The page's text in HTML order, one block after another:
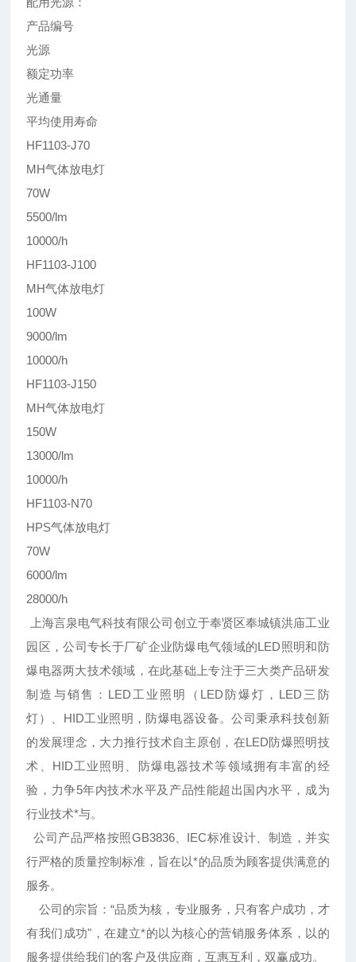
产品编号
光源
额定功率
光通量
平均使用寿命
HF1103-J70
MH气体放电灯
70W
5500/lm
10000/h
HF1103-J100
MH气体放电灯
100W
9000/lm
10000/h
HF1103-J150
MH气体放电灯
150W
13000/lm
10000/h
HF1103-N70
HPS气体放电灯
70W
6000/lm
28000/h
上海言泉电气科技有限公司创立于奉贤区奉城镇洪庙工业
园区，公司专长于厂矿企业防爆电气领域的LED照明和防
爆电器两大技术领域，在此基础上专注于三大类产品研发
制造与销售：LED工业照明（LED防爆灯，LED三防
灯）、HID工业照明，防爆电器设备。公司秉承科技创新
的发展理念，大力推行技术自主原创，在LED防爆照明技
术、HID工业照明、防爆电器技术等领域拥有丰富的经
验，力争5年内技术水平及产品性能超出国内水平，成为
行业技术*与。
公司产品严格按照GB3836、IEC标准设计、制造，并实
行严格的质量控制标准，旨在以*的品质为顾客提供满意的
服务。
公司的宗旨：“品质为核，专业服务，只有客户成功，才
有我们成功"，在建立*的以为核心的营销服务体系，以的
服务提供给我们的客户及供应商，互惠互利，双赢成功。